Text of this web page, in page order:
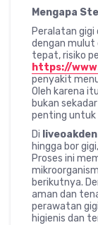
Mengapa
Peralatan gigi
dengan mulut
tepat, risiko
https://
penyakit
Oleh karena
bukan
penting untuk
Di
hingga bor
Proses ini
berikutnya.
aman dan
perawatan
higienis dan